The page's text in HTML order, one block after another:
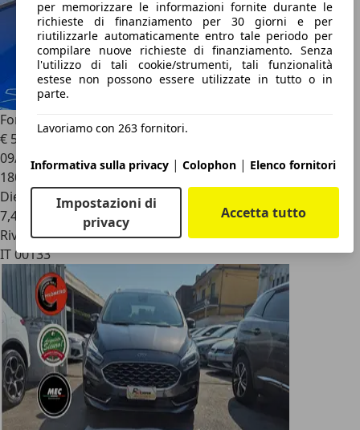
per memorizzare le informazioni fornite durante le
richieste di finanziamento per 30 giorni e per
riutilizzarle automaticamente entro tale periodo per
compilare nuove richieste di finanziamento. Senza
l'utilizzo di tali cookie/strumenti, tali funzionalità
estese non possono essere utilizzate in tutto o in
parte.
Lavoriamo con 263 fornitori.
Informativa sulla privacy | Colophon | Elenco fornitori
Impostazioni di
privacy
Accetta tutto
Ford Galaxy
2.0 tdci -63cv Aut Titanium
€ 5.990
09/2011
180.000 km
Diesel
7,4 l/100 km (comb.)
Rivenditore
IT 00133